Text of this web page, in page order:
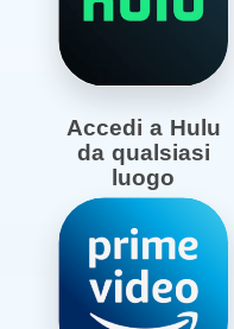
Accedi a Hulu
da qualsiasi
luogo